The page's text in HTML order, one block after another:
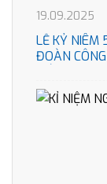
19.09.2025
LỄ KỶ NIÊM
ĐOÀN